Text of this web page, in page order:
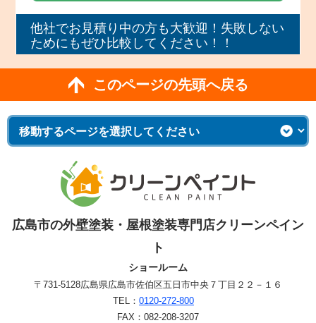
他社でお見積り中の方も大歓迎！失敗しない
ためにもぜひ比較してください！！
このページの先頭へ戻る
広島市の外壁塗装・屋根塗装専門店クリーンペイン
ト
ショールーム
〒731-5128広島県広島市佐伯区五日市中央７丁目２２－１６
TEL： 0120-272-800
FAX：082-208-3207